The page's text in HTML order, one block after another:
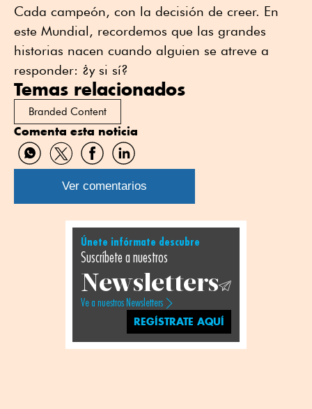
Cada campeón, con la decisión de creer. En
este Mundial, recordemos que las grandes
historias nacen cuando alguien se atreve a
responder: ¿y si sí?
Temas relacionados
Branded Content
Comenta esta noticia
Compartir
por
WhatsApp
Compartir
por
Twitter
Compartir
por
Facebook
Compartir
por
Linkedin
Ver comentarios
Únete infórmate descubre
Suscríbete a nuestros
Newsletters
Ve a nuestros Newsletters
REGÍSTRATE AQUÍ